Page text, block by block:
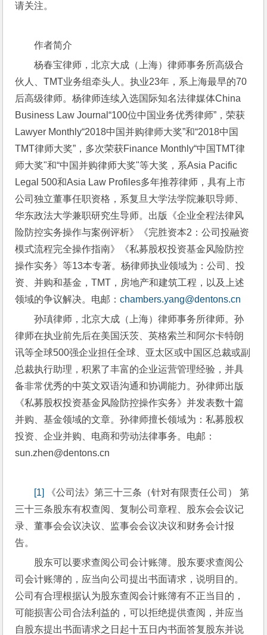
请关注。
作者简介
杨春宝律师，北京大成（上海）律师事务所高级合
伙人、TMT业务组牵头人。执业23年，系上海最早的70
后高级律师。杨律师连续入选国际知名法律媒体China
Business Law Journal“100位中国业务优秀律师”，荣获
Lawyer Monthly“2018中国并购律师大奖”和“2018中国
TMT律师大奖”，多次荣获Finance Monthly“中国TMT律
师大奖"和“中国并购律师大奖"等大奖，系Asia Pacific
Legal 500和Asia Law Profiles多年推荐律师，具有上市
公司独立董事任职资格，系复旦大学法学院兼职导师、
华东政法大学兼职研究生导师。出版《企业全程法律风
险防控实务操作与案例评析》《完胜资本2：公司投融资
模式流程完全操作指南》《私募股权投资基金风险防控
操作实务》等13本专著。杨律师执业领域为：公司、投
资、并购和基金，TMT，房地产和建筑工程，以及上述
领域的争议解决。电邮：chambers.yang@dentons.cn
孙瑱律师，北京大成（上海）律师事务所律师。孙
律师在执业前先后在美国沃茨、英格索兰和阿尔卡特朗
讯等全球500强企业担任全球、亚太区或中国区总裁或副
总裁执行助理，积累了丰富的企业运营管理经验，并具
备非常优秀的中英文双语沟通和协调能力。孙律师出版
《私募股权投资基金风险防控操作实务》并发表数十篇
并购、基金领域的文章。孙律师擅长领域为：私募股权
投资、企业并购、电商和劳动法律事务。电邮：
sun.zhen@dentons.cn
[1]
《公司法》第三十三条（针对有限责任公司） 第
三十三条股东有权查阅、复制公司章程、股东会会议记
录、董事会会议决议、监事会会议决议和财务会计报
告。
股东可以要求查阅公司会计账簿。股东要求查阅公
司会计账簿的，应当向公司提出书面请求，说明目的。
公司有合理根据认为股东查阅会计账簿有不正当目的，
可能损害公司合法利益的，可以拒绝提供查阅，并应当
自股东提出书面请求之日起十五日内书面答复股东并说